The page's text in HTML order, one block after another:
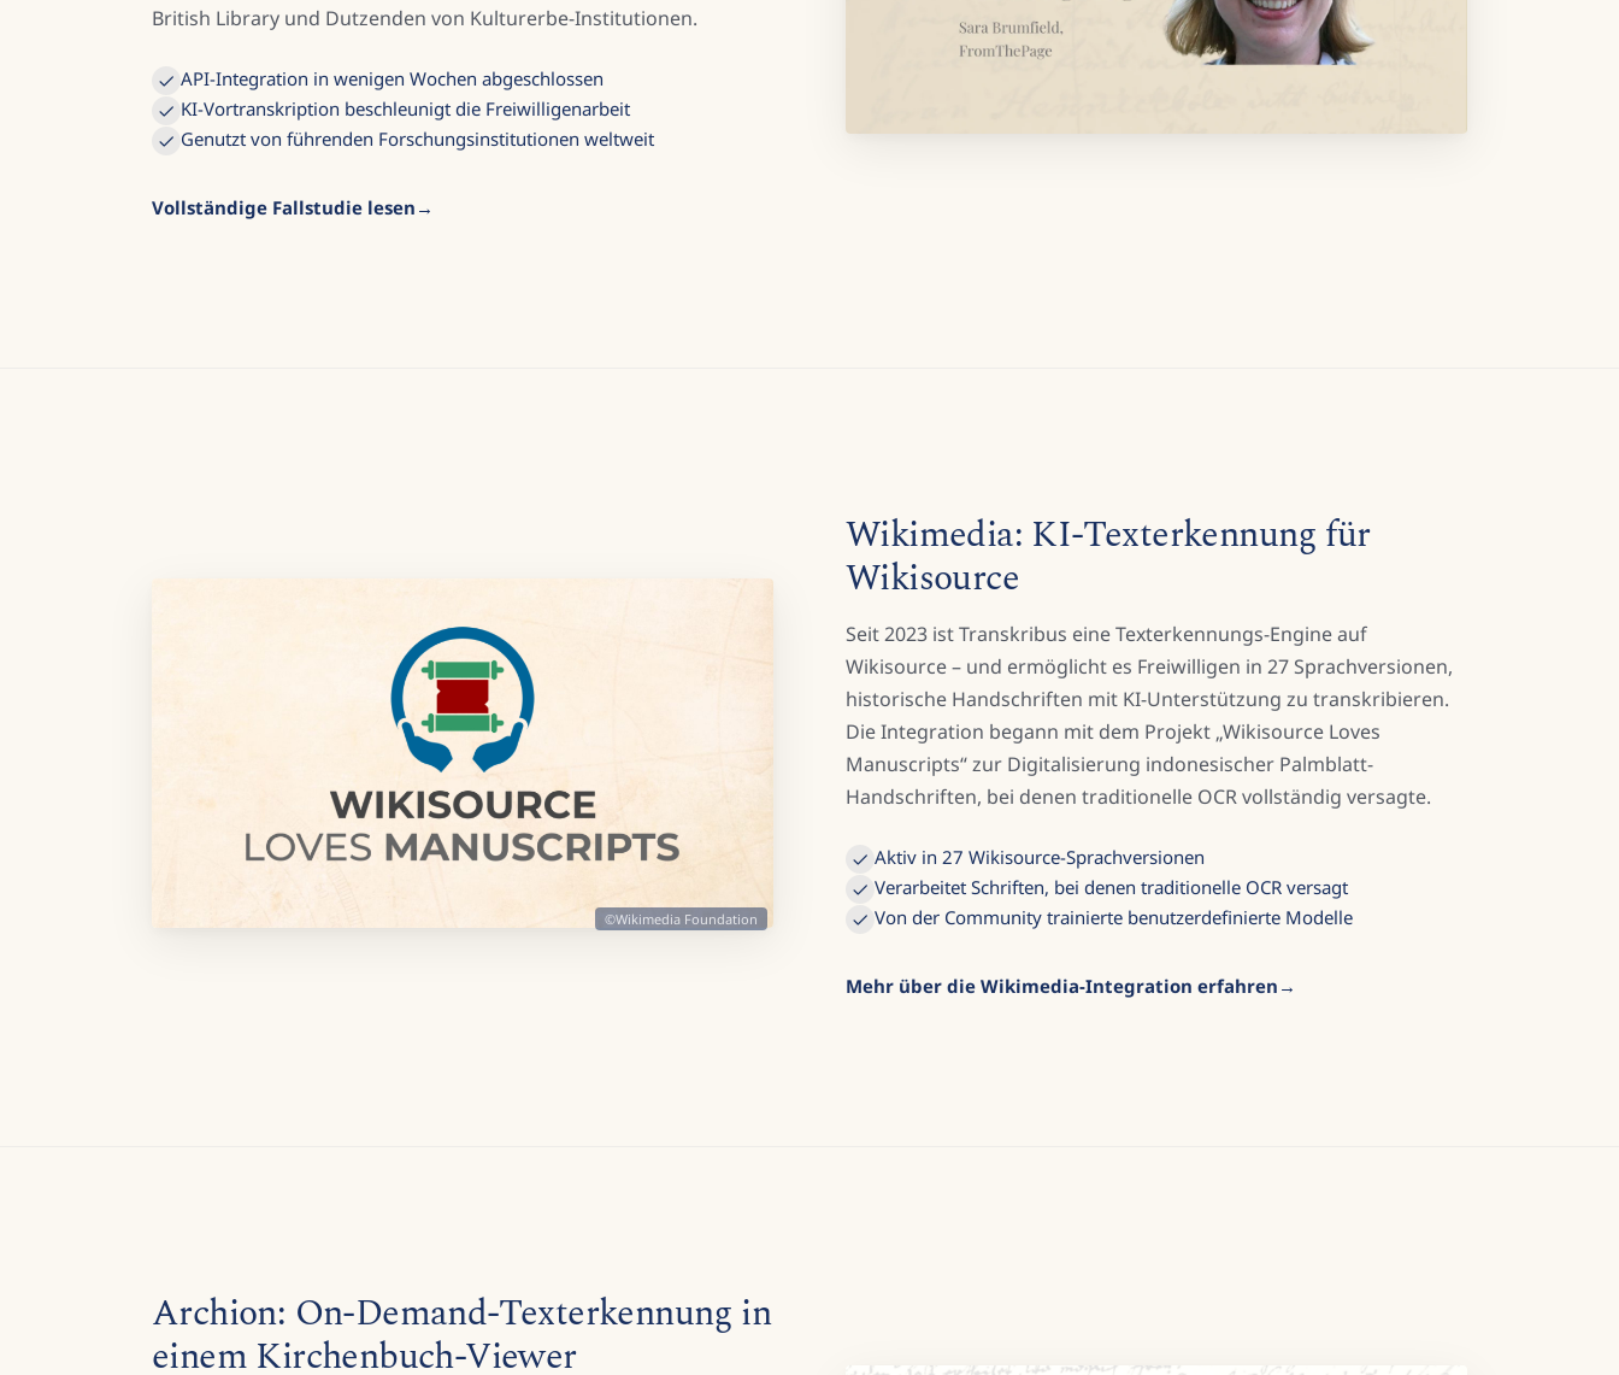
British Library und Dutzenden von Kulturerbe-Institutionen.
API-Integration in wenigen Wochen abgeschlossen
KI-Vortranskription beschleunigt die Freiwilligenarbeit
Genutzt von führenden Forschungsinstitutionen weltweit
Vollständige Fallstudie lesen
Wikimedia: KI-Texterkennung für
Wikisource
Seit 2023 ist Transkribus eine Texterkennungs-Engine auf
Wikisource – und ermöglicht es Freiwilligen in 27 Sprachversionen,
historische Handschriften mit KI-Unterstützung zu transkribieren.
Die Integration begann mit dem Projekt „Wikisource Loves
Manuscripts“ zur Digitalisierung indonesischer Palmblatt-
Handschriften, bei denen traditionelle OCR vollständig versagte.
Aktiv in 27 Wikisource-Sprachversionen
Verarbeitet Schriften, bei denen traditionelle OCR versagt
Von der Community trainierte benutzerdefinierte Modelle
Mehr über die Wikimedia-Integration erfahren
©Wikimedia Foundation
Archion: On-Demand-Texterkennung in
einem Kirchenbuch-Viewer